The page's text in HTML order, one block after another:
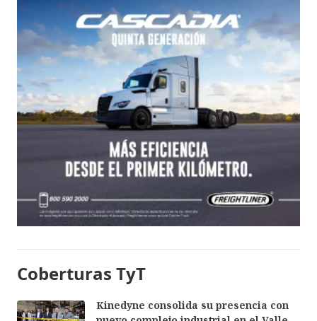
Coberturas TyT
Kinedyne consolida su presencia con